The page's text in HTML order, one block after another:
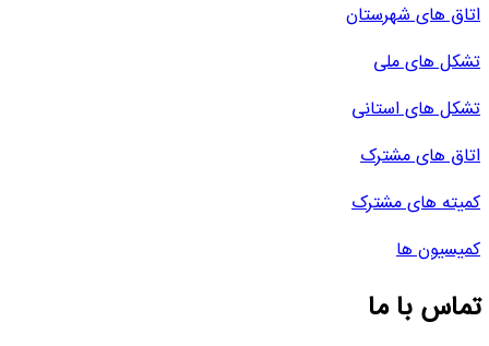
اتاق های شهرستان
تشکل های ملی
تشکل های استانی
اتاق های مشترک
کمیته های مشترک
کمیسیون ها
تماس با ما